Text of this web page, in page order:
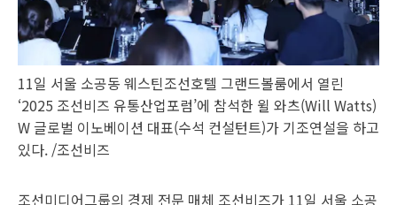
11일 서울 소공동 웨스틴조선호텔 그랜드볼룸에서 열린
‘2025 조선비즈 유통산업포럼’에 참석한 윌 와츠(Will Watts)
W 글로벌 이노베이션 대표(수석 컨설턴트)가 기조연설을 하고
있다. /조선비즈
조선미디어그룹의 경제 전문 매체 조선비즈가 11일 서울 소공